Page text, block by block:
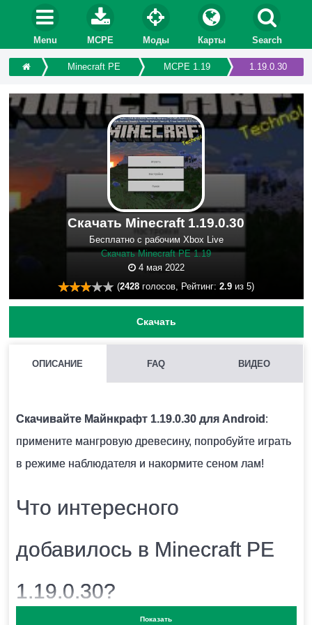
Menu MCPE Моды Карты Search
Minecraft PE MCPE 1.19 1.19.0.30
Скачать Minecraft 1.19.0.30
Бесплатно с рабочим Xbox Live
Скачать Minecraft PE 1.19
4 мая 2022
(2428 голосов, Рейтинг: 2.9 из 5)
Скачать
ОПИСАНИЕ FAQ ВИДЕО
Скачивайте Майнкрафт 1.19.0.30 для Android :
примените мангровую древесину, попробуйте играть
в режиме наблюдателя и накормите сеном лам!
Что интересного
добавилось в Minecraft PE
1.19.0.30?
Показать
КАК ИСПОЛЬЗОВАТЬ МАНГРОВУЮ ДРЕВЕСИНУ?
Это можно сделать через экспериментальные
настройки.